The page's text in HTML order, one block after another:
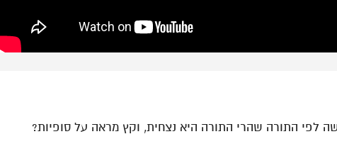
לפי התורה שהרי התורה היא נצחית, וקץ מראה על סופיות?